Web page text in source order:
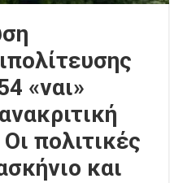
«ναι»
πολιτικές
και